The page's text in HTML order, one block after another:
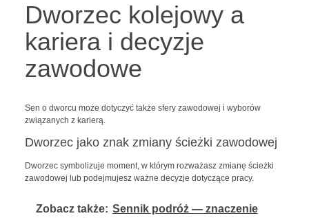
Dworzec kolejowy a
kariera i decyzje
zawodowe
Sen o dworcu może dotyczyć także sfery zawodowej i wyborów
związanych z karierą.
Dworzec jako znak zmiany ścieżki zawodowej
Dworzec symbolizuje moment, w którym rozważasz zmianę ścieżki
zawodowej lub podejmujesz ważne decyzje dotyczące pracy.
Zobacz także: Sennik podróż — znaczenie